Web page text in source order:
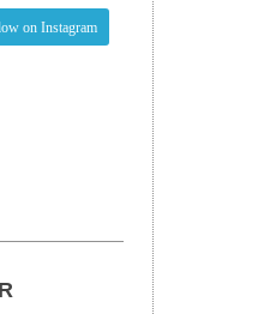
on Instagram